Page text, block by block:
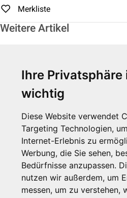
Ihre Privatsphäre
wichtig
Diese Website verwendet
Targeting Technologien,
Internet-Erlebnis zu
Werbung, die Sie sehen,
Bedürfnisse anzupassen.
nutzen wir außerdem, um
messen, um zu verstehen,
Merkliste
Weitere Artikel
Bio Take-Away-Box
Zuckerrohr